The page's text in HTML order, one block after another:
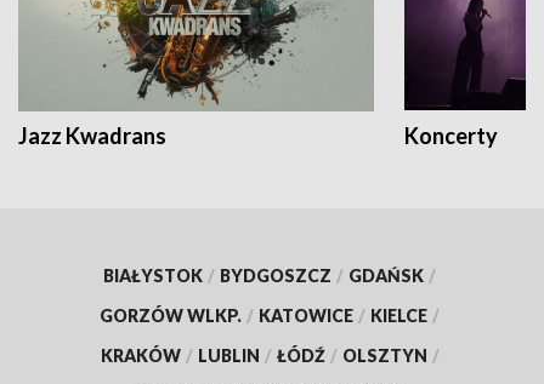
Jazz Kwadrans Koncerty
BIAŁYSTOK / BYDGOSZCZ / GDAŃSK /
GORZÓW WLKP. / KATOWICE / KIELCE /
KRAKÓW / LUBLIN / ŁÓDŹ / OLSZTYN /